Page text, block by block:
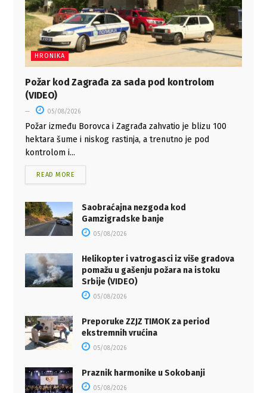
HRONIKA
Požar kod Zagrađa za sada pod kontrolom
(VIDEO)
05/08/2026
Požar između Borovca i Zagrađa zahvatio je blizu 100
hektara šume i niskog rastinja, a trenutno je pod
kontrolom i...
READ MORE
Saobraćajna nezgoda kod
Gamzigradske banje
05/08/2026
Helikopter i vatrogasci iz više gradova
pomažu u gašenju požara na istoku
Srbije (VIDEO)
05/08/2026
Preporuke ZZJZ TIMOK za period
ekstremnih vrućina
05/08/2026
Praznik harmonike u Sokobanji
05/08/2026